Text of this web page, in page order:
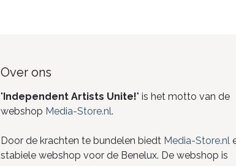
Over ons
"Independent Artists Unite!" is het motto van de
webshop Media-Store.nl.
Door de krachten te bundelen biedt Media-Store.nl
stabiele webshop voor de Benelux. De webshop is